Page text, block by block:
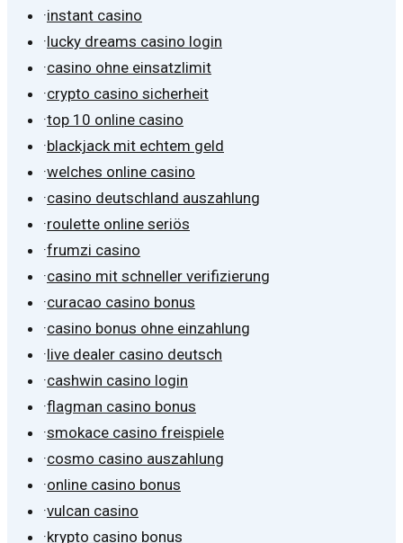
·instant casino
·lucky dreams casino login
·casino ohne einsatzlimit
·crypto casino sicherheit
·top 10 online casino
·blackjack mit echtem geld
·welches online casino
·casino deutschland auszahlung
·roulette online seriös
·frumzi casino
·casino mit schneller verifizierung
·curacao casino bonus
·casino bonus ohne einzahlung
·live dealer casino deutsch
·cashwin casino login
·flagman casino bonus
·smokace casino freispiele
·cosmo casino auszahlung
·online casino bonus
·vulcan casino
·krypto casino bonus